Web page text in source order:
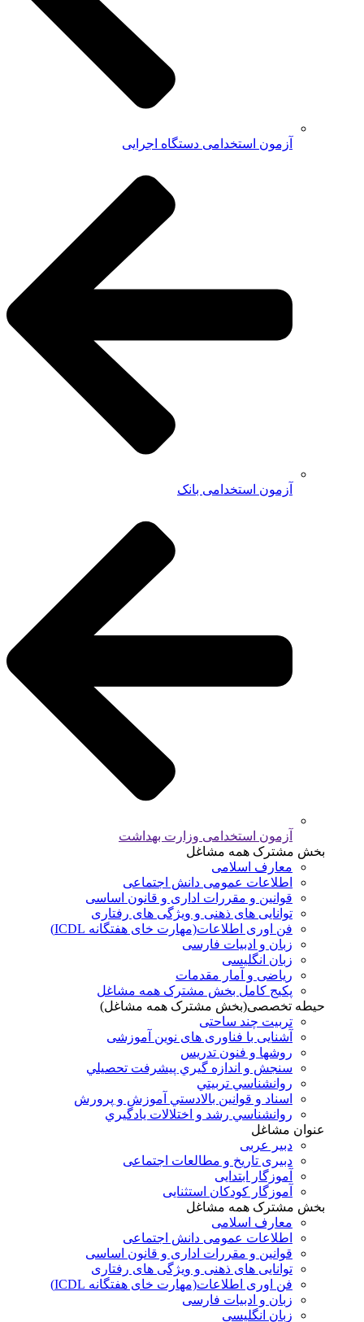
آزمون استخدامی دستگاه اجرایی
آزمون استخدامی بانک
آزمون استخدامی وزارت بهداشت
بخش مشترک همه مشاغل
معارف اسلامی
اطلاعات عمومی دانش اجتماعی
قوانین و مقررات اداری و قانون اساسی
توانایی های ذهنی و ویژگی های رفتاری
فن اوری اطلاعات(مهارت خای هفتگانه ICDL)
زبان و ادبیات فارسی
زبان انگلیسی
ریاضی و آمار مقدمات
پکیج کامل بخش مشترک همه مشاغل
حیطه تخصصی(بخش مشترک همه مشاغل)
تربیت چند ساحتی
آشنایی با فناوری های نوین آموزشی
روشها و فنون تدريس
سنجش و اندازه گيري پيشرفت تحصيلي
روانشناسي تربيتي
اسناد و قوانين بالادستي آموزش و پرورش
روانشناسي رشد و اختلالات يادگيري
عنوان مشاغل
دبير عربی
دبیری تاریخ و مطالعات اجتماعی
آموزگار ابتدایی
آموزگار کودکان استثنایی
بخش مشترک همه مشاغل
معارف اسلامی
اطلاعات عمومی دانش اجتماعی
قوانین و مقررات اداری و قانون اساسی
توانایی های ذهنی و ویژگی های رفتاری
فن اوری اطلاعات(مهارت خای هفتگانه ICDL)
زبان و ادبیات فارسی
زبان انگلیسی